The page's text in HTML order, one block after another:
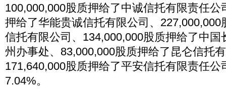
100,000,000股质押给了中诚信托有限责任公
押给了华能贵诚信托有限公司、227,000,000
信托有限公司、134,000,000股质押给了中国
州办事处、83,000,000股质押给了昆仑信托
171,640,000股质押给了平安信托有限责任公
7.04%。